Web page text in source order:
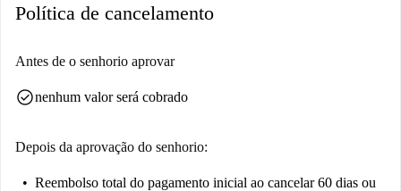
Política de cancelamento
Antes de o senhorio aprovar
check_circlenenhum valor será cobrado
Depois da aprovação do senhorio:
Reembolso total do pagamento inicial ao cancelar 60 dias ou